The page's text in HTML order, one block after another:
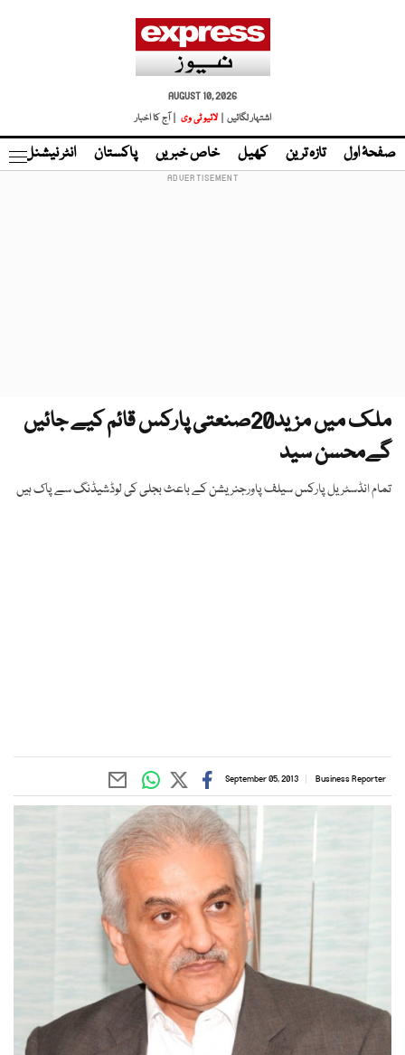
AUGUST 10, 2026
اشتہار لگائیں |
لائیو ٹی وی | آج کا اخبار
صفحۂ اول تازہ ترین کھیل خاص خبریں پاکستان انٹر نیشنل
ملک میں مزید20صنعتی پارکس قائم کیے جائیں
گےمحسن سید
تمام انڈسٹریل پارکس سیلف پاورجنریشن کے باعث بجلی کی لوڈشیڈنگ سے پاک ہیں
Business Reporter
September 05, 2013